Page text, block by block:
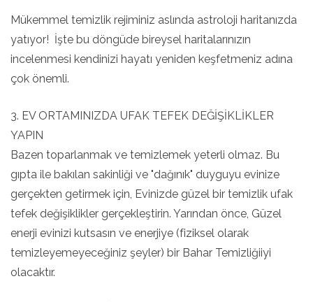
Mükemmel temizlik rejiminiz aslında astroloji haritanızda
yatıyor! İşte bu döngüde bireysel haritalarınızın
incelenmesi kendinizi hayatı yeniden keşfetmeniz adına
çok önemli.
3. EV ORTAMINIZDA UFAK TEFEK DEĞİŞİKLİKLER
YAPIN
Bazen toparlanmak ve temizlemek yeterli olmaz. Bu
gıpta ile bakılan sakinliği ve "dağınık" duyguyu evinize
gerçekten getirmek için, Evinizde güzel bir temizlik ufak
tefek değişiklikler gerçekleştirin. Yarından önce, Güzel
enerji evinizi kutsasın ve enerjiye (fiziksel olarak
temizleyemeyeceğiniz şeyler) bir Bahar Temizliğiiyi
olacaktır.